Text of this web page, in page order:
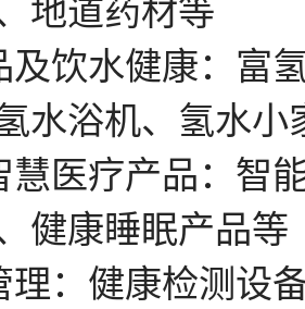
及饮水健康：富
水浴机、氢水小
慧医疗产品 ：智
健康睡眠产品等
理 ：健康检测设